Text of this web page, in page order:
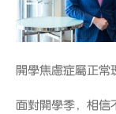
開學焦慮症屬正常
面對開學季，相信